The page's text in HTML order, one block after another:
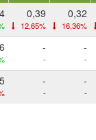
0,39
12,65%
0,32
16,36%
-
-
-
-
-
-
-
-